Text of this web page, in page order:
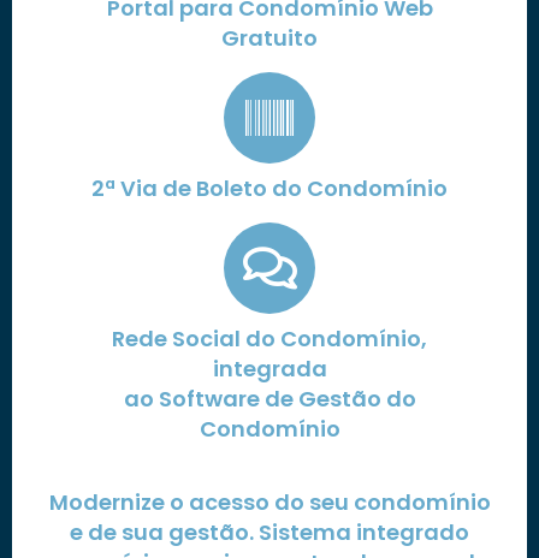
Portal para Condomínio Web
Gratuito
2ª Via de Boleto do Condomínio
Rede Social do Condomínio,
integrada
ao Software de Gestão do
Condomínio
Modernize o acesso do seu condomínio
e de sua gestão. Sistema integrado